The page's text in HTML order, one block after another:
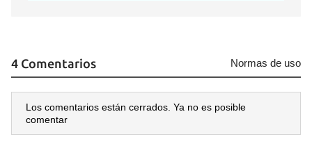
4 Comentarios Normas de uso
Los comentarios están cerrados. Ya no es posible
comentar